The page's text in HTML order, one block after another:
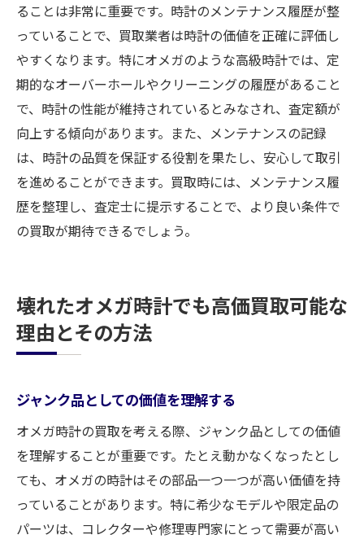
ることは非常に重要です。時計のメンテナンス履歴が整
っていることで、買取業者は時計の価値を正確に評価し
やすくなります。特にオメガのような高級時計では、定
期的なオーバーホールやクリーニングの履歴があること
で、時計の性能が維持されているとみなされ、査定額が
向上する傾向があります。また、メンテナンスの記録
は、時計の品質を保証する役割を果たし、安心して取引
を進めることができます。買取時には、メンテナンス履
歴を整理し、査定士に提示することで、より良い条件で
の買取が期待できるでしょう。
壊れたオメガ時計でも高価買取可能な
理由とその方法
ジャンク品としての価値を理解する
オメガ時計の買取を考える際、ジャンク品としての価値
を理解することが重要です。たとえ動かなくなったとし
ても、オメガの時計はその部品一つ一つが高い価値を持
っていることがあります。特に希少なモデルや限定品の
パーツは、コレクターや修理専門家にとって需要が高い